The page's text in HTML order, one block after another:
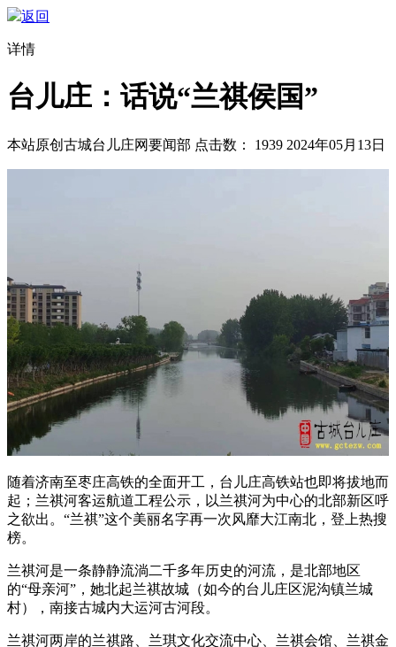
返回
详情
台儿庄：话说“兰祺侯国”
本站原创 古城台儿庄网要闻部 点击数： 1939 2024年05月13日
随着济南至枣庄高铁的全面开工，台儿庄高铁站也即将拔地而
起；兰祺河客运航道工程公示，以兰祺河为中心的北部新区呼
之欲出。“兰祺”这个美丽名字再一次风靡大江南北，登上热搜
榜。
兰祺河是一条静静流淌二千多年历史的河流，是北部地区
的“母亲河”，她北起兰祺故城（如今的台儿庄区泥沟镇兰城
村），南接古城内大运河古河段。
兰祺河两岸的兰祺路、兰琪文化交流中心、兰祺会馆、兰祺金